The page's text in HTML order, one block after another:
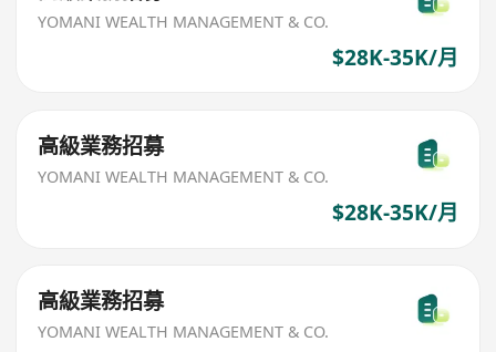
YOMANI WEALTH MANAGEMENT & CO.
$28K-35K/月
高級業務招募
YOMANI WEALTH MANAGEMENT & CO.
$28K-35K/月
高級業務招募
YOMANI WEALTH MANAGEMENT & CO.